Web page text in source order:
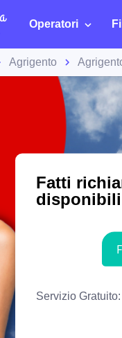
Operatori
Agrigento